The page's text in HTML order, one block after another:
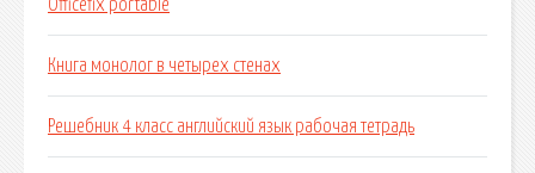
Officefix portable
Книга монолог в четырех стенах
Решебник 4 класс английский язык рабочая тетрадь